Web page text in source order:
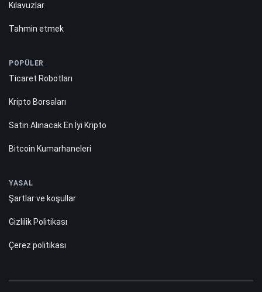
Kılavuzlar
Tahmin etmek
POPÜLER
Ticaret Robotları
Kripto Borsaları
Satın Alınacak En İyi Kripto
Bitcoin Kumarhaneleri
YASAL
Şartlar ve koşullar
Gizlilik Politikası
Çerez politikası